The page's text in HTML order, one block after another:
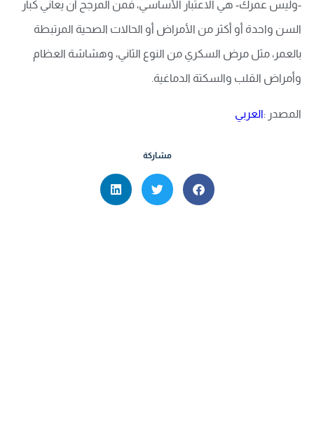
-وليس عمرك- هي الاعتبار الأساسي، فمن المرجح أن يعاني كبار
السن واحدة أو أكثر من الأمراض أو الحالات الصحية المرتبطة
بالعمر، مثل مرض السكري من النوع الثاني، وهشاشة العظام
وأمراض القلب والسكتة الدماغية.
المصدر :العربي
مشاركة